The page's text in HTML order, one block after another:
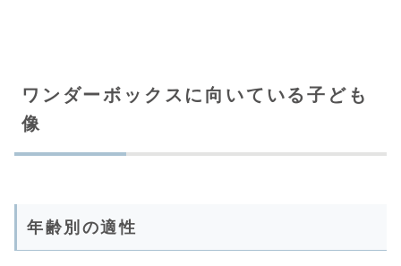
ワンダーボックスに向いている子ども
像
年齢別の適性